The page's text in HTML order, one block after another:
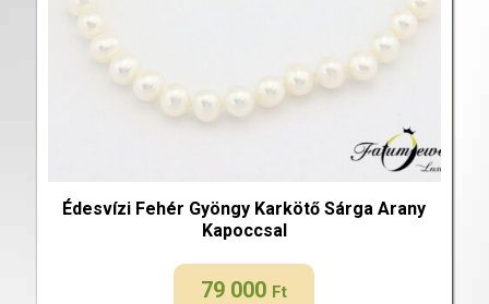
Édesvízi Fehér Gyöngy Karkötő Sárga Arany
Kapoccsal
79 000 Ft